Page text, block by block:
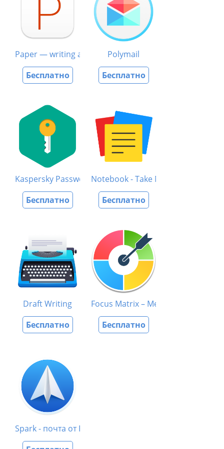
Paper — writing app
Бесплатно
Polymail
Бесплатно
Kaspersky Password Manager
Бесплатно
Notebook - Take Notes, Sync
Бесплатно
Draft Writing
Бесплатно
Focus Matrix – Менеджер задач
Бесплатно
Spark - почта от Readdle